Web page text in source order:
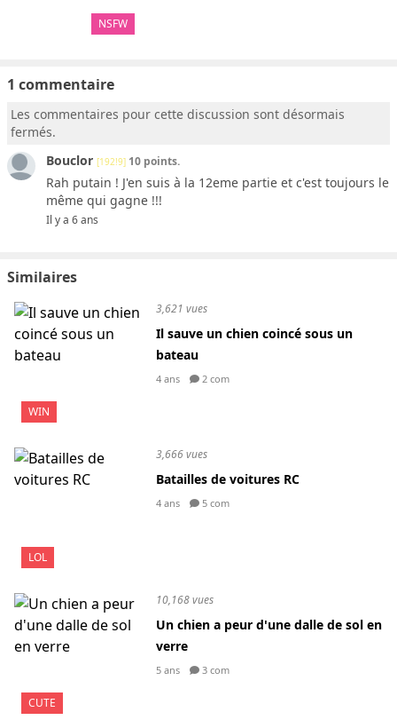
NSFW
1 commentaire
Les commentaires pour cette discussion sont désormais
fermés.
Bouclor [192!9] 10 points.
Rah putain ! J'en suis à la 12eme partie et c'est toujours le
même qui gagne !!!
Il y a 6 ans
Similaires
WIN
3,621 vues
Il sauve un chien coincé sous un
bateau
4 ans 2 com
LOL
3,666 vues
Batailles de voitures RC
4 ans 5 com
CUTE
10,168 vues
Un chien a peur d'une dalle de sol en
verre
5 ans 3 com